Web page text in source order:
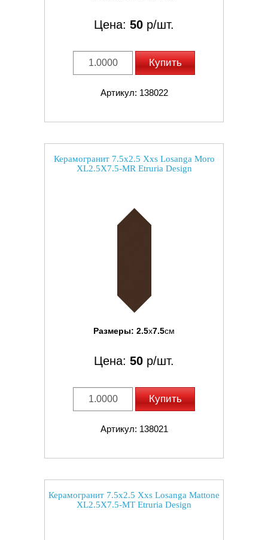
Цена: 50 р/шт.
Купить
Артикул: 138022
Керамогранит 7.5x2.5 Xxs Losanga Moro
XL2.5X7.5-MR Etruria Design
Размеры: 2.5x7.5см
Цена: 50 р/шт.
Купить
Артикул: 138021
Керамогранит 7.5x2.5 Xxs Losanga Mattone
XL2.5X7.5-MT Etruria Design